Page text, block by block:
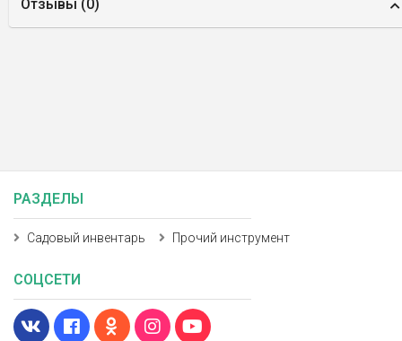
Отзывы (0)
РАЗДЕЛЫ
Садовый инвентарь Прочий инструмент
СОЦСЕТИ